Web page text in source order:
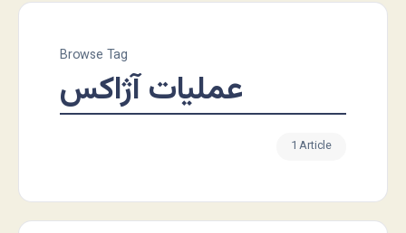
Browse Tag
عملیات آژاکس
1 Article